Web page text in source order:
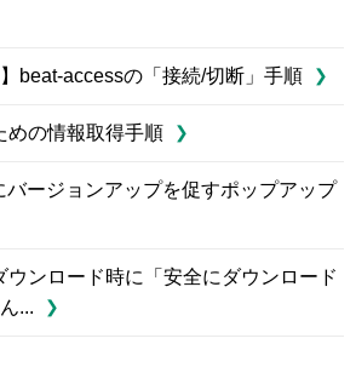
beat-accessの「接続/切断」手順
めの情報取得手順
バージョンアップを促すポップアップ
ウンロード時に「安全にダウンロード
...